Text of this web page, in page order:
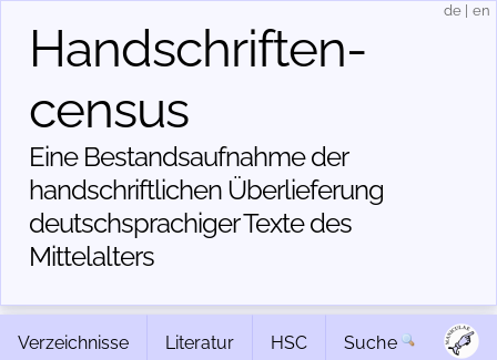
Handschriften­
census
Eine Bestandsaufnahme der
handschriftlichen Über­lieferung
deutschsprachiger Texte des
Mittelalters
de en
Verzeichnisse Literatur HSC Suche